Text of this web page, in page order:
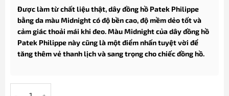
Được làm từ chất liệu thật, dây đồng hồ Patek Philippe
bằng da màu Midnight có độ bền cao, độ mềm dẻo tốt và
cảm giác thoải mái khi đeo. Màu Midnight của dây đồng hồ
Patek Philippe này cũng là một điểm nhấn tuyệt vời để
tăng thêm vẻ thanh lịch và sang trọng cho chiếc đồng hồ.